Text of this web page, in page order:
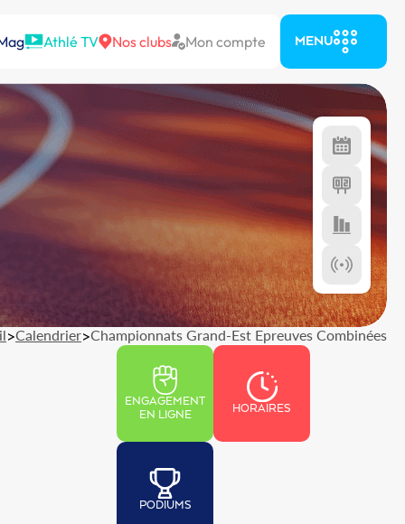
Athlé TV Nos clubs Mon compte MENU
>Calendrier>Championnats Grand-Est Epreuves Combinées
ENGAGEMENT
EN LIGNE
HORAIRES
PODIUMS